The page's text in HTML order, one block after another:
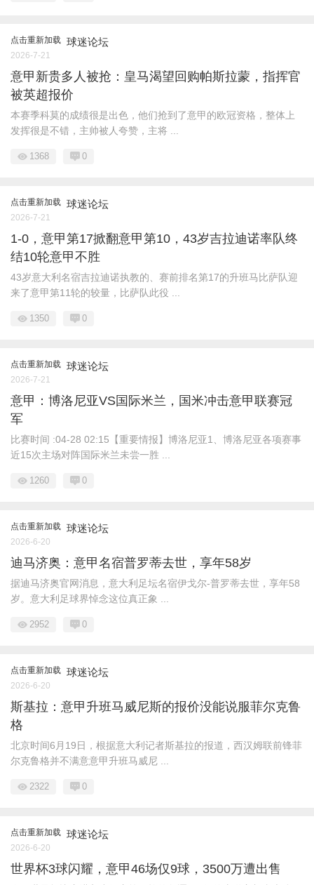
点击重新加载 球迷论坛
2026-7-21
意甲新贵多人被抢：皇马渴望回购帕斯拉蒙，指挥官
被英超报价
本赛季科莫的成绩很是出色，他们抢到了意甲的欧冠资格，整体上
发挥很是不错，主帅被人夸赞，主将 ...
1368 0
点击重新加载 球迷论坛
2026-7-21
1-0，意甲第17掀翻意甲第10，43岁吉拉迪诺率队终
结10轮意甲不胜
43岁意大利名宿吉拉迪诺执教的、赛前排名第17的升班马比萨队迎
来了意甲第11轮的较量，比萨队此役 ...
1350 0
点击重新加载 球迷论坛
2026-7-21
意甲：博洛尼亚VS国际米兰，国米冲击意甲联赛冠
军
比赛时间 :04-28 02:15【重要情报】博洛尼亚1、博洛尼亚各项赛事
近15次主场对阵国际米兰未尝一胜 ...
1260 0
点击重新加载 球迷论坛
2026-6-20
迪马济奥：意甲名宿普罗蒂去世，享年58岁
据迪马济奥官网消息，意大利足坛名宿伊戈尔-普罗蒂去世，享年58
岁。意大利足球界悼念这位真正象 ...
2952 0
点击重新加载 球迷论坛
2026-6-20
斯基拉：意甲升班马威尼斯的报价没能说服菲尔克鲁
格
北京时间6月19日，根据意大利记者斯基拉的报道，西汉姆联前锋菲
尔克鲁格并不满意意甲升班马威尼 ...
2322 0
点击重新加载 球迷论坛
2026-6-20
世界杯3球闪耀，意甲46场仅9球，3500万遭出售